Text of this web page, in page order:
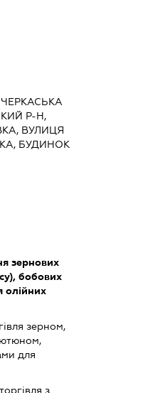
ЧЕРКАСЬКА
Р-Н,
ВУЛИЦЯ
БУДИНОК
зернових
бобових
олійних
зерном,
для
з